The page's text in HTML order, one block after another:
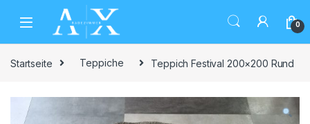
Skip to navigation
Skip to content
0
Startseite Teppiche Teppich Festival 200×200 Rund